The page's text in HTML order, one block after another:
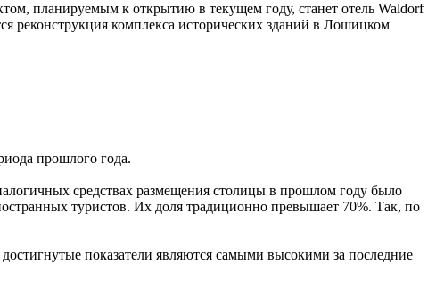
планируемым к открытию в текущем году, станет отель Waldorf
реконструкция комплекса исторических зданий в Лошицком
прошлого года.
средствах размещения столицы в прошлом году было
туристов. Их доля традиционно превышает 70%. Так, по
показатели являются самыми высокими за последние